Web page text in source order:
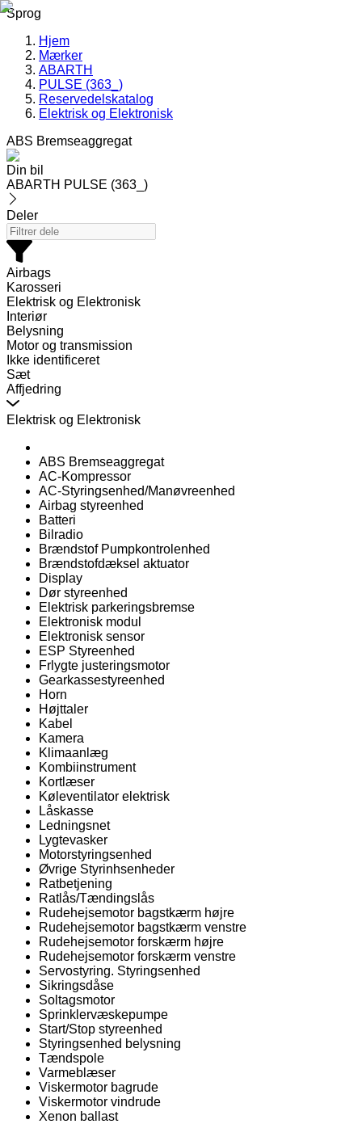
Sprog
Hjem
Mærker
ABARTH
PULSE (363_)
Reservedelskatalog
Elektrisk og Elektronisk
ABS Bremseaggregat
Din bil
ABARTH PULSE (363_)
Deler
Airbags
Karosseri
Elektrisk og Elektronisk
Interiør
Belysning
Motor og transmission
Ikke identificeret
Sæt
Affjedring
Elektrisk og Elektronisk
ABS Bremseaggregat
AC-Kompressor
AC-Styringsenhed/Manøvreenhed
Airbag styreenhed
Batteri
Bilradio
Brændstof Pumpkontrolenhed
Brændstofdæksel aktuator
Display
Dør styreenhed
Elektrisk parkeringsbremse
Elektronisk modul
Elektronisk sensor
ESP Styreenhed
Frlygte justeringsmotor
Gearkassestyreenhed
Horn
Højttaler
Kabel
Kamera
Klimaanlæg
Kombiinstrument
Kortlæser
Køleventilator elektrisk
Låskasse
Ledningsnet
Lygtevasker
Motorstyringsenhed
Øvrige Styrinhsenheder
Ratbetjening
Ratlås/Tændingslås
Rudehejsemotor bagstkærm højre
Rudehejsemotor bagstkærm venstre
Rudehejsemotor forskærm højre
Rudehejsemotor forskærm venstre
Servostyring. Styringsenhed
Sikringsdåse
Soltagsmotor
Sprinklervæskepumpe
Start/Stop styreenhed
Styringsenhed belysning
Tændspole
Varmeblæser
Viskermotor bagrude
Viskermotor vindrude
Xenon ballast